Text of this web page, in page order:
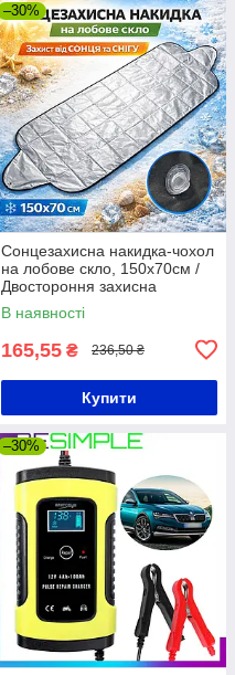
–30%
Сонцезахисна накидка-чохол
на лобове скло, 150х70см /
Двостороння захисна
накидка на скло авто /
Автомобільний захисний
В наявності
165,55 ₴ 236,50 ₴
Купити
–30%